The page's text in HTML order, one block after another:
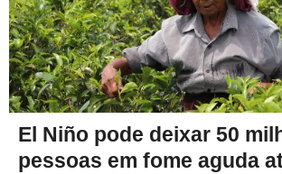
El Niño pode deixar 50
pessoas em fome aguda